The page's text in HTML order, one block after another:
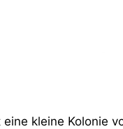
kleine Kolonie